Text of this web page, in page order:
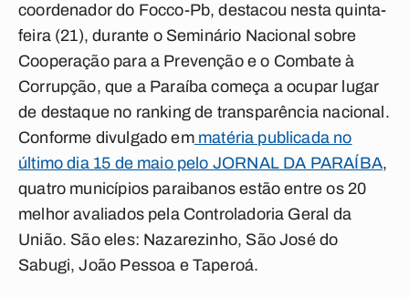
coordenador do Focco-Pb, destacou nesta quinta-
feira (21), durante o Seminário Nacional sobre
Cooperação para a Prevenção e o Combate à
Corrupção, que a Paraíba começa a ocupar lugar
de destaque no ranking de transparência nacional.
Conforme divulgado emmatéria publicada no
último dia 15 de maio pelo JORNAL DA PARAÍBA,
quatro municípios paraibanos estão entre os 20
melhor avaliados pela Controladoria Geral da
União. São eles: Nazarezinho, São José do
Sabugi, João Pessoa e Taperoá.